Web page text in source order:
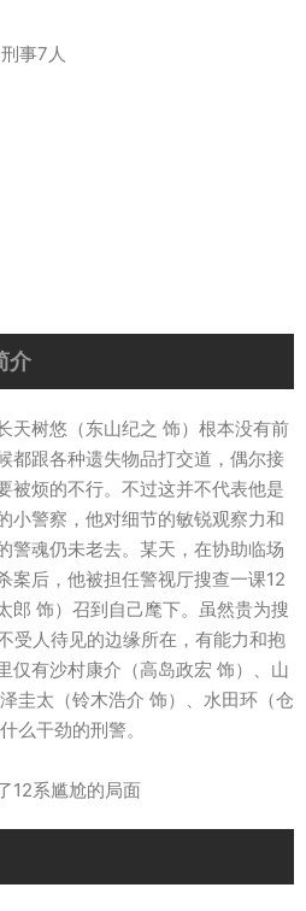
事7人
介
天树悠（东山纪之 饰）根本没有前
都跟各种遗失物品打交道，偶尔接
被烦的不行。不过这并不代表他是
小警察，他对细节的敏锐观察力和
警魂仍未老去。某天，在协助临场
案后，他被担任警视厅搜查一课12
郎 饰）召到自己麾下。虽然贵为搜
受人待见的边缘所在，有能力和抱
仅有沙村康介（高岛政宏 饰）、山
圭太（铃木浩介 饰）、水田环（仓
么干劲的刑警。
12系尴尬的局面